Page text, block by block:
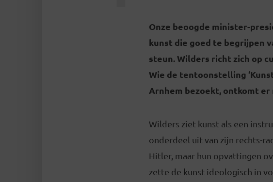
Onze beoogde minister-
kunst die goed te begrijpen
steun. Wilders richt zich op
Wie de tentoonstelling
Arnhem bezoekt, ontkomt
Wilders ziet kunst als een
onderdeel uit van zijn rechts-
Hitler, maar hun opvattingen
zette de kunst ideologisch in